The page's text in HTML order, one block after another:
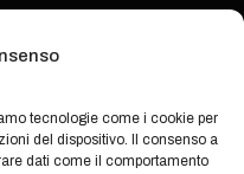
tecnologie come i cookie per
del dispositivo. Il consenso a
dati come il comportamento